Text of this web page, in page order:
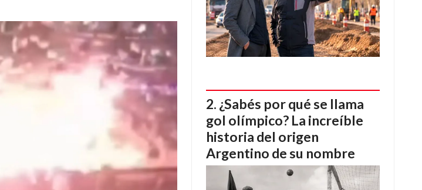
¿Sabés por qué se llama
gol olímpico? La increíble
historia del origen
Argentino de su nombre